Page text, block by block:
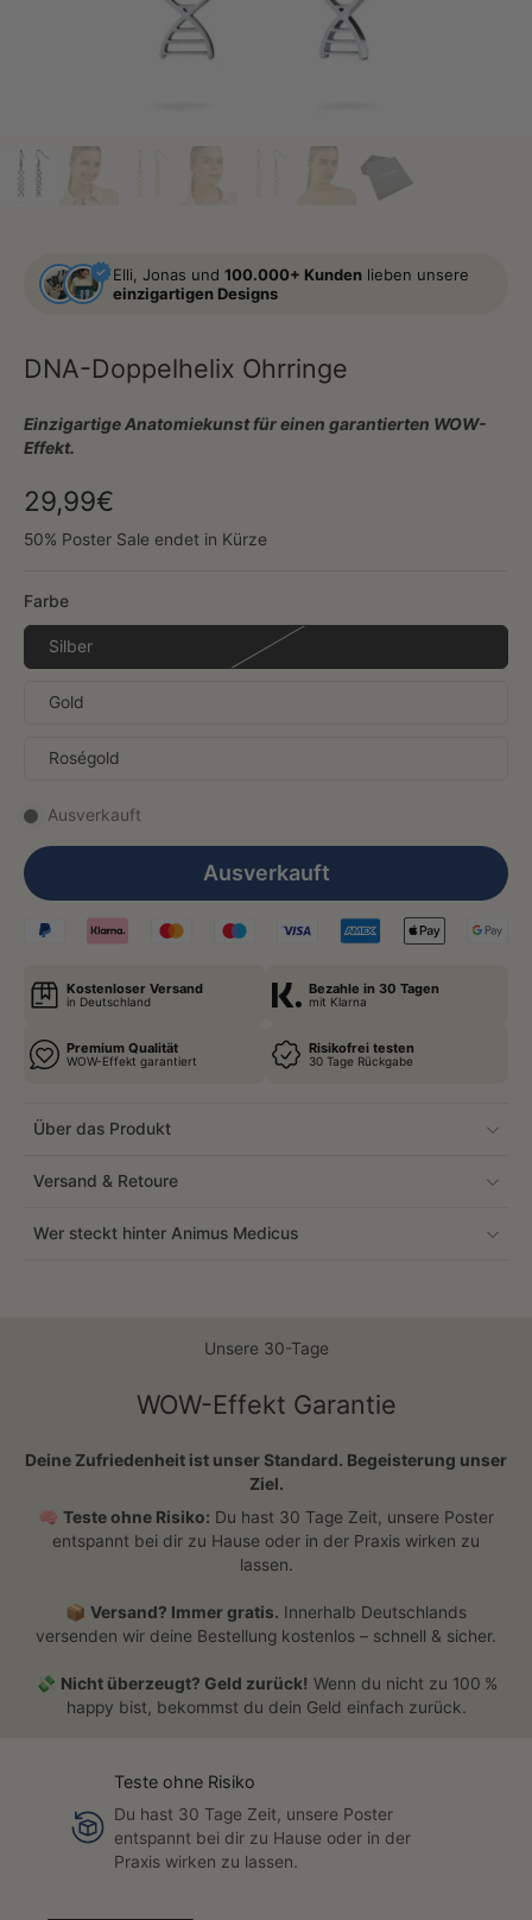
Elli, Jonas und 100.000+ Kunden lieben unsere
einzigartigen Designs
DNA-Doppelhelix Ohrringe
Einzigartige Anatomiekunst für einen garantierten WOW-
Effekt.
29,99€
50% Poster Sale endet in Kürze
Farbe
Silber
Gold
Roségold
Ausverkauft
Ausverkauft
Kostenloser Versand
in Deutschland
Bezahle in 30 Tagen
mit Klarna
Premium Qualität
WOW-Effekt garantiert
Risikofrei testen
30 Tage Rückgabe
Über das Produkt
Versand & Retoure
Wer steckt hinter Animus Medicus
Unsere 30-Tage
WOW-Effekt Garantie
Deine Zufriedenheit ist unser Standard. Begeisterung unser
Ziel.
🧠 Teste ohne Risiko: Du hast 30 Tage Zeit, unsere Poster
entspannt bei dir zu Hause oder in der Praxis wirken zu
lassen.
📦 Versand? Immer gratis. Innerhalb Deutschlands
versenden wir deine Bestellung kostenlos – schnell & sicher.
💸 Nicht überzeugt? Geld zurück! Wenn du nicht zu 100 %
happy bist, bekommst du dein Geld einfach zurück.
Teste ohne Risiko
Du hast 30 Tage Zeit, unsere Poster
entspannt bei dir zu Hause oder in der
Praxis wirken zu lassen.